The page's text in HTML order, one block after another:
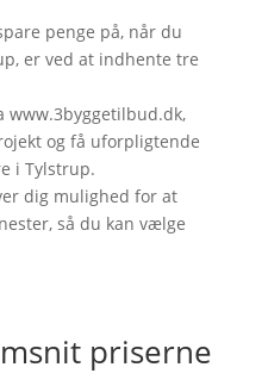
penge på, når du
er ved at indhente tre
www.3byggetilbud.dk,
og få uforpligtende
i Tylstrup.
dig mulighed for at
så du kan vælge
priserne